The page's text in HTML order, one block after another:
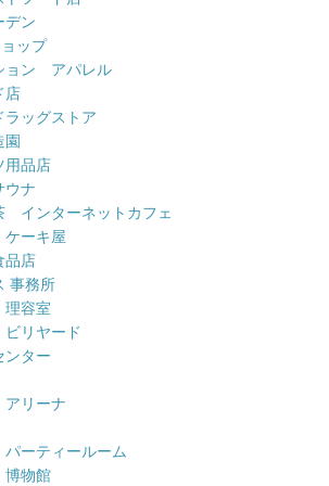
デン
ップ
ョン アパレル
店
ッグストア
用品店
ナ
インターネットカフェ
ーキ屋
品店
事務所
容室
リヤード
ンター
リーナ
ーティールーム
物館